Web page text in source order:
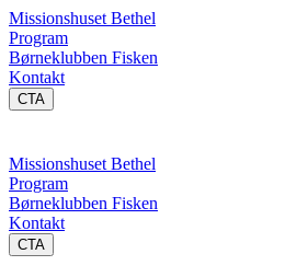
Missionshuset Bethel
Program
Børneklubben Fisken
Kontakt
CTA
Missionshuset Bethel
Program
Børneklubben Fisken
Kontakt
CTA